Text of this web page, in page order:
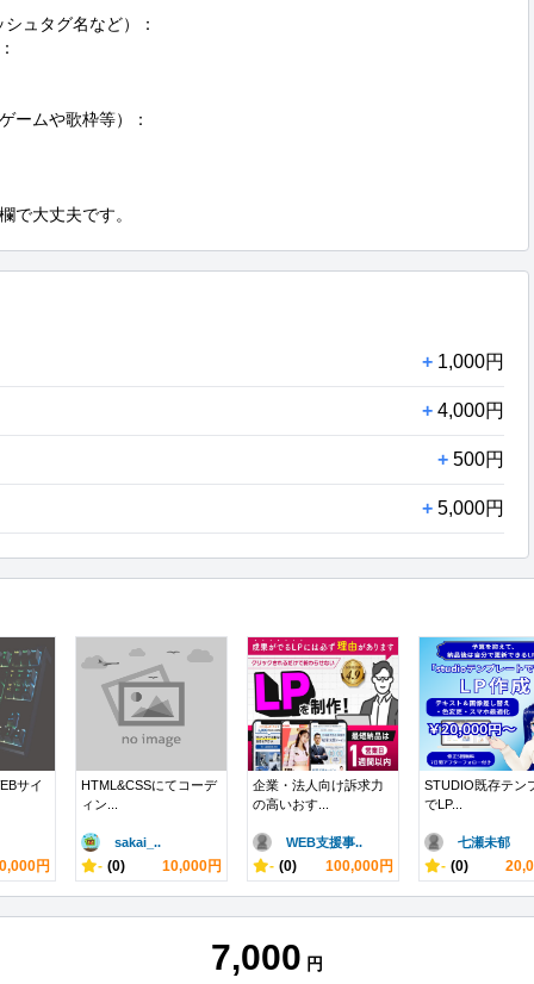
ュタグ名など）：
ームや歌枠等）：
で大丈夫です。
+ 1,000円
+ 4,000円
+ 500円
+ 5,000円
サイ
円
HTML&CSSにてコーデ
ィン...
sakai_..
- (0) 10,000円
企業・法人向け訴求力
の高いおす...
WEB支援事..
- (0) 100,000円
STUDIO既存テン
でLP...
七瀬未郁
- (0)
7,000 円